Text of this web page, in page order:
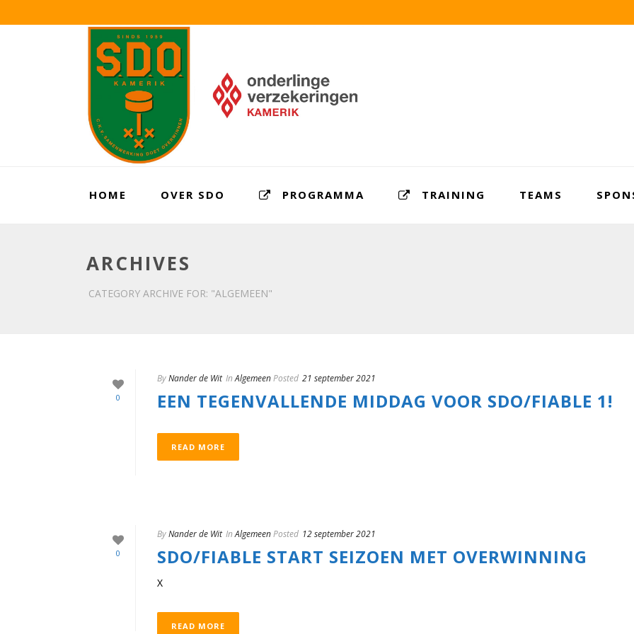
HOME OVER SDO PROGRAMMA TRAINING TEAMS
ARCHIVES
CATEGORY ARCHIVE FOR: "ALGEMEEN"
0
ByNander de Wit InAlgemeenPosted 21 september 2021
EEN TEGENVALLENDE MIDDAG VOOR SDO/FIABLE 1!
READ MORE
0
ByNander de Wit InAlgemeenPosted 12 september 2021
SDO/FIABLE START SEIZOEN MET OVERWINNING
X
READ MORE